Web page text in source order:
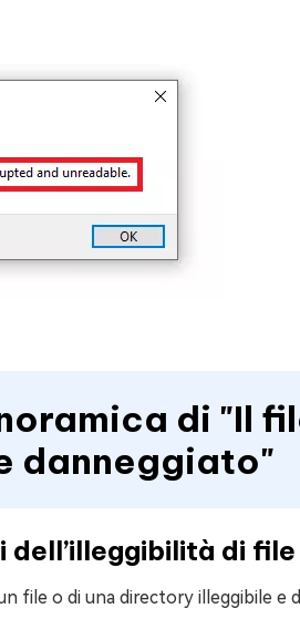
di "Il
danneggiato"
dell’illeggibilità di
file o di una directory illeggibile e